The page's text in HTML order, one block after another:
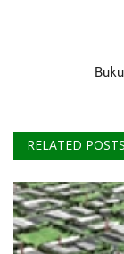
RELATED POSTS